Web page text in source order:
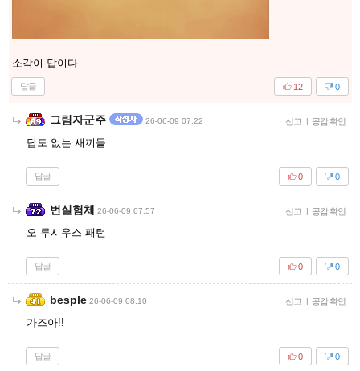
소각이 답이다
답글 0
12
그림자군주 26-06-09 07:22 신고 | 공감 확인
답도 없는 새끼들
답글 0
0
번실험체 26-06-09 07:57 신고 | 공감 확인
오 루시우스 패턴
답글 0
0
besple 26-06-09 08:10 신고 | 공감 확인
가즈아!!
답글 0
0